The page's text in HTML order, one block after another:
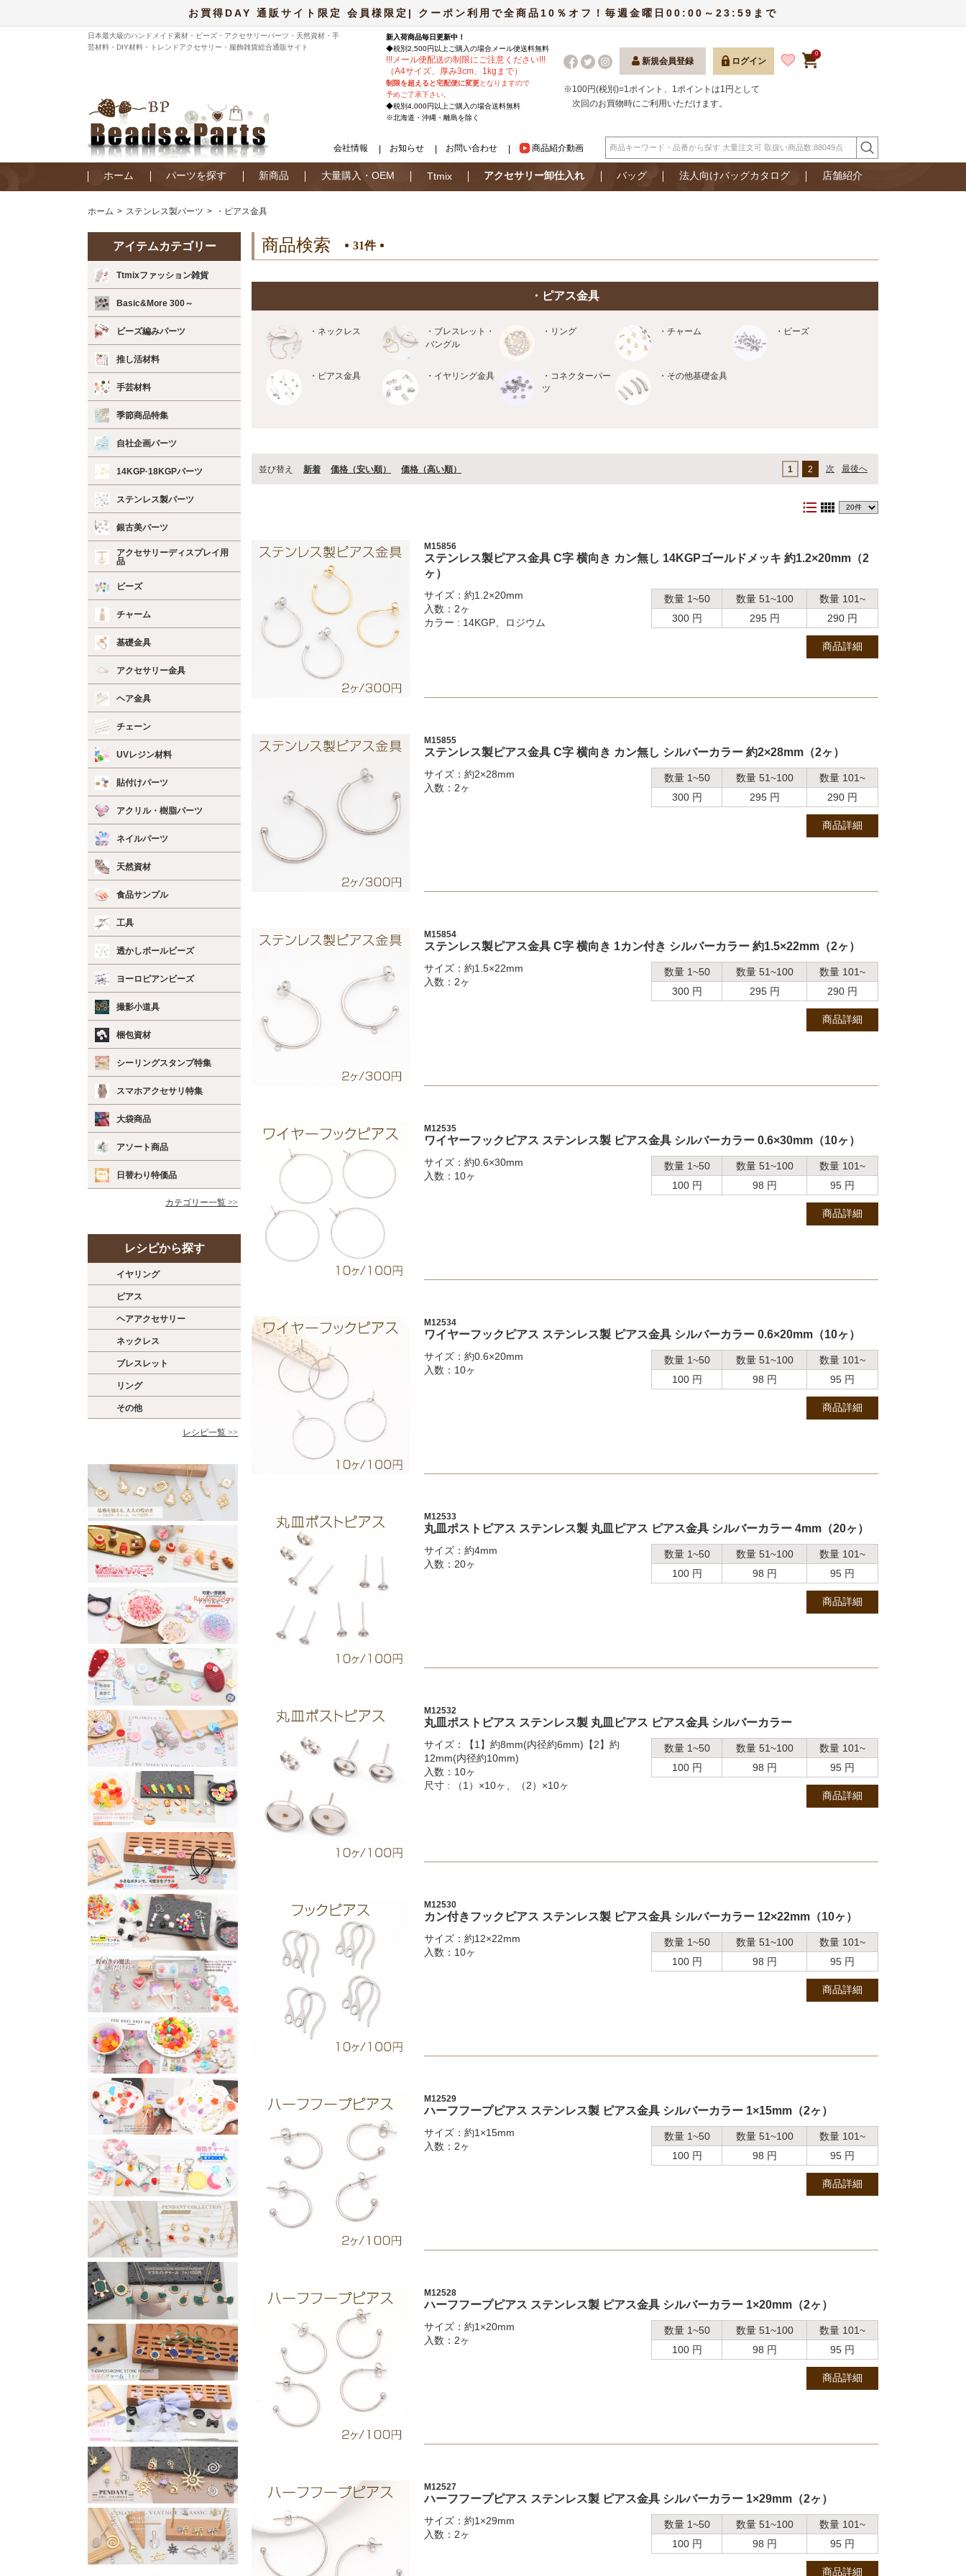
お買得DAY 通販サイト限定 会員様限定| クーポン利用で全商品10％オフ！毎週金曜日00:00～23:59まで
日本最大級のハンドメイド素材・ビーズ・アクセサリーパーツ・天然資材・手
芸材料・DIY材料・トレンドアクセサリー・服飾雑貨総合通販サイト
新入荷商品毎日更新中！
◆税別2,500円以上ご購入の場合 メール便送料無料
!!!メール便配送の制限にご注意ください!!!
（A4サイズ、厚み3cm、1kgまで）
制限を超えると宅配便に変更となりますので
予めご了承下さい。
◆税別4,000円以上ご購入の場合送料無料
※北海道・沖縄・離島を除く
新規会員登録 ログイン
0
※100円(税別)=1ポイント、1ポイントは1円として
次回のお買物時にご利用いただけます。
会社情報 お知らせ お問い合わせ 商品紹介動画
ホーム パーツを探す 新商品 大量購入・OEM Ttmix アクセサリー卸仕入れ バッグ 法人向けバッグカタログ 店舗紹介
ホーム ステンレス製パーツ ・ピアス金具
アイテムカテゴリー
Ttmixファッション雑貨
Basic&More 300～
ビーズ編みパーツ
推し活材料
手芸材料
季節商品特集
自社企画パーツ
14KGP·18KGPパーツ
ステンレス製パーツ
銀古美パーツ
アクセサリーディスプレイ用
品
ビーズ
チャーム
基礎金具
アクセサリー金具
ヘア金具
チェーン
UVレジン材料
貼付けパーツ
アクリル・樹脂パーツ
ネイルパーツ
天然資材
食品サンプル
工具
透かしボールビーズ
ヨーロピアンビーズ
撮影小道具
梱包資材
シーリングスタンプ特集
スマホアクセサリ特集
大袋商品
アソート商品
日替わり特価品
カテゴリー一覧 >>
レシピから探す
イヤリング
ピアス
ヘアアクセサリー
ネックレス
ブレスレット
リング
その他
レシピ一覧 >>
商品検索 31件
・ピアス金具
・ネックレス
・ブレスレット・
バングル
・リング ・チャーム ・ビーズ
・ピアス金具 ・イヤリング金具
・コネクターパー
ツ
・その他基礎金具
並び替え 新着 価格（安い順） 価格（⾼い順） 1 2 次 最後へ
format_list_bulleted view_comfy
M15856
ステンレス製ピアス金具 C字 横向き カン無し 14KGPゴールドメッキ 約1.2×20mm（2
ヶ）
サイズ：約1.2×20mm
入数：2ヶ
カラー : 14KGP、ロジウム
数量 1~50 数量 51~100
数量 101~
300 円
295 円 290 円
商品詳細
M15855
ステンレス製ピアス金具 C字 横向き カン無し シルバーカラー 約2×28mm（2ヶ）
サイズ：約2×28mm
入数：2ヶ
数量 1~50 数量 51~100
数量 101~
300 円
295 円 290 円
商品詳細
M15854
ステンレス製ピアス金具 C字 横向き 1カン付き シルバーカラー 約1.5×22mm（2ヶ）
サイズ：約1.5×22mm
入数：2ヶ
数量 1~50 数量 51~100
数量 101~
300 円
295 円 290 円
商品詳細
M12535
ワイヤーフックピアス ステンレス製 ピアス金具 シルバーカラー 0.6×30mm（10ヶ）
サイズ：約0.6×30mm
入数：10ヶ
数量 1~50 数量 51~100
数量 101~
100 円
98 円 95 円
商品詳細
M12534
ワイヤーフックピアス ステンレス製 ピアス金具 シルバーカラー 0.6×20mm（10ヶ）
サイズ：約0.6×20mm
入数：10ヶ
数量 1~50 数量 51~100
数量 101~
100 円
98 円 95 円
商品詳細
M12533
丸皿ポストピアス ステンレス製 丸皿ピアス ピアス金具 シルバーカラー 4mm（20ヶ）
サイズ：約4mm
入数：20ヶ
数量 1~50 数量 51~100
数量 101~
100 円
98 円 95 円
商品詳細
M12532
丸皿ポストピアス ステンレス製 丸皿ピアス ピアス金具 シルバーカラー
サイズ：【1】約8mm(内径約6mm)【2】約
12mm(内径約10mm)
入数：10ヶ
尺寸 : （1）×10ヶ、（2）×10ヶ
数量 1~50 数量 51~100
数量 101~
100 円
98 円 95 円
商品詳細
M12530
カン付きフックピアス ステンレス製 ピアス金具 シルバーカラー 12×22mm（10ヶ）
サイズ：約12×22mm
入数：10ヶ
数量 1~50 数量 51~100
数量 101~
100 円
98 円 95 円
商品詳細
M12529
ハーフフープピアス ステンレス製 ピアス金具 シルバーカラー 1×15mm（2ヶ）
サイズ：約1×15mm
入数：2ヶ
数量 1~50 数量 51~100
数量 101~
100 円
98 円 95 円
商品詳細
M12528
ハーフフープピアス ステンレス製 ピアス金具 シルバーカラー 1×20mm（2ヶ）
サイズ：約1×20mm
入数：2ヶ
数量 1~50 数量 51~100
数量 101~
100 円
98 円 95 円
商品詳細
M12527
ハーフフープピアス ステンレス製 ピアス金具 シルバーカラー 1×29mm（2ヶ）
サイズ：約1×29mm
入数：2ヶ
数量 1~50 数量 51~100
数量 101~
100 円
98 円 95 円
商品詳細